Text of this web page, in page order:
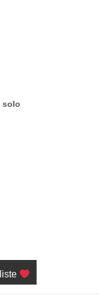
solo